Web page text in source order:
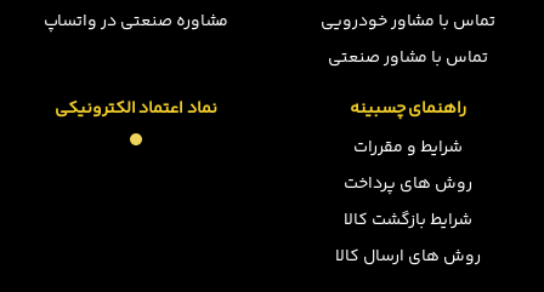
تماس با مشاور خودرویی
تماس با مشاور صنعتی
مشاوره صنعتی در واتساپ
راهنمای چسبینه
شرایط و مقررات
روش های پرداخت
شرایط بازگشت کالا
روش های ارسال کالا
نماد اعتماد الکترونیکی